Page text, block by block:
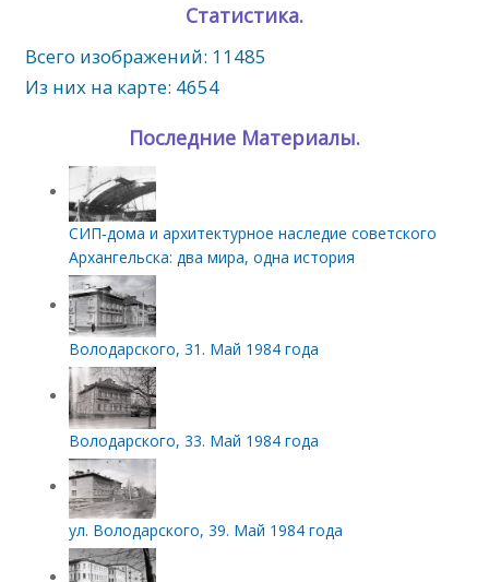
Статистика.
Всего изображений: 11485
Из них на карте: 4654
Последние Материалы.
СИП‑дома и архитектурное наследие советского
Архангельска: два мира, одна история
Володарского, 31. Май 1984 года
Володарского, 33. Май 1984 года
ул. Володарского, 39. Май 1984 года